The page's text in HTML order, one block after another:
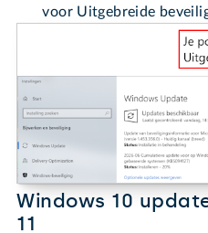
voor Uitgebreide
Windows 10
11